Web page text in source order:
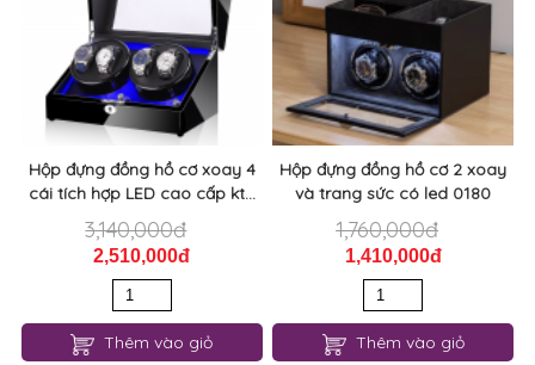
Hộp đựng đồng hồ cơ xoay 4
cái tích hợp LED cao cấp kt...
3,140,000đ
2,510,000đ
Thêm vào giỏ
Hộp đựng đồng hồ cơ 2 xoay
và trang sức có led 0180
1,760,000đ
1,410,000đ
Thêm vào giỏ